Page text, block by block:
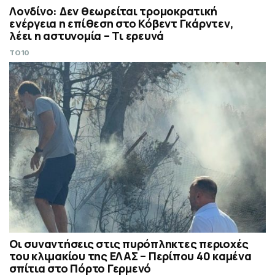
Λονδίνο: Δεν θεωρείται τρομοκρατική
ενέργεια η επίθεση στο Κόβεντ Γκάρντεν,
λέει η αστυνομία – Τι ερευνά
TO10
Οι συναντήσεις στις πυρόπληκτες περιοχές
του κλιμακίου της ΕΛΑΣ – Περίπου 40 καμένα
σπίτια στο Πόρτο Γερμενό